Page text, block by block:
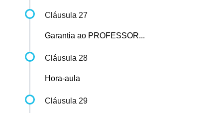
Cláusula 27
Garantia ao PROFESSOR...
Cláusula 28
Hora-aula
Cláusula 29